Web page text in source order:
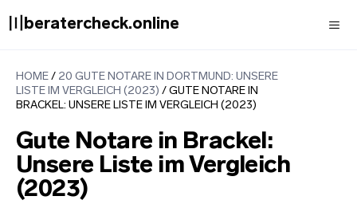
Inhalt〣beratercheck.online
HOME / 20 GUTE NOTARE IN DORTMUND: UNSERE
LISTE IM VERGLEICH (2023) / GUTE NOTARE IN
BRACKEL: UNSERE LISTE IM VERGLEICH (2023)
Gute Notare in Brackel:
Unsere Liste im Vergleich
(2023)